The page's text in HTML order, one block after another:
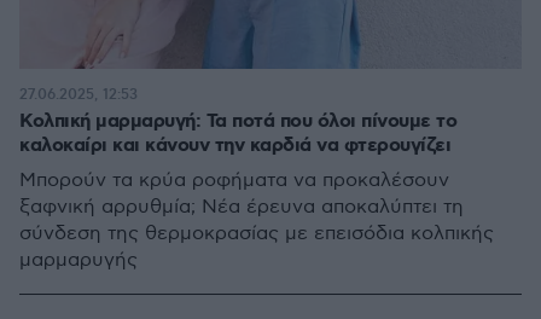
Κολπική μαρμαρυγή: Τα ποτά που όλοι πίνουμε το
καλοκαίρι και κάνουν την καρδιά να φτερουγίζει
Μπορούν τα κρύα ροφήματα να προκαλέσουν
ξαφνική αρρυθμία; Νέα έρευνα αποκαλύπτει τη
σύνδεση της θερμοκρασίας με επεισόδια κολπικής
μαρμαρυγής
27.06.2025, 12:53